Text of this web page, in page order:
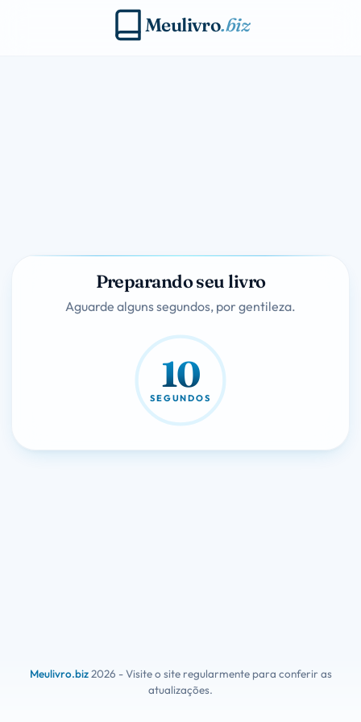
Meulivro.biz
10
SEGUNDOS
Preparando seu livro
Aguarde alguns segundos, por gentileza.
Meulivro.biz2026 - Visite o site regularmente para conferir as
atualizações.